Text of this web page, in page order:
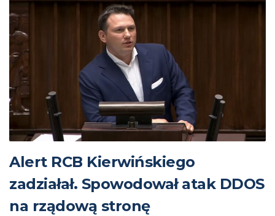
Alert RCB Kierwińskiego
zadziałał. Spowodował atak DDOS
na rządową stronę